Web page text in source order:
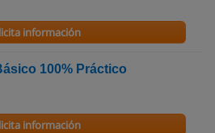
información
100% Práctico
información